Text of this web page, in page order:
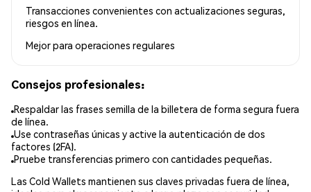
Transacciones convenientes con actualizaciones seguras,
riesgos en línea.
Mejor para operaciones regulares
Consejos profesionales:
Respaldar las frases semilla de la billetera de forma segura fuera
de línea.
Use contraseñas únicas y active la autenticación de dos
factores (2FA).
Pruebe transferencias primero con cantidades pequeñas.
Las Cold Wallets mantienen sus claves privadas fuera de línea,